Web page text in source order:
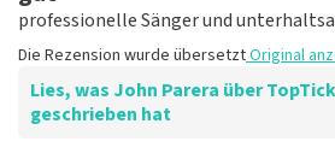
professionelle Sänger und
Die Rezension wurde übersetztOriginal
Lies, was John Parera über
geschrieben hat